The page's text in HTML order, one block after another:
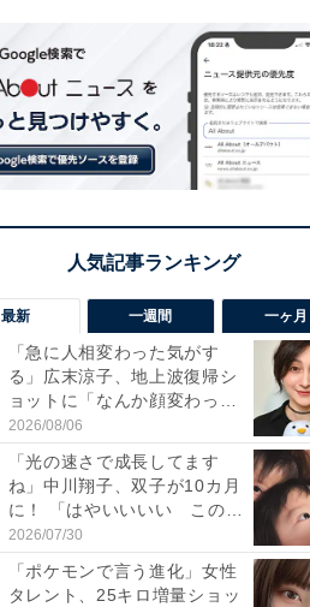
最新 一週間 一ヶ月
「急に人相変わった気がす
る」広末涼子、地上波復帰シ
ョットに「なんか顔変わっ
た」の...
2026/08/06
「光の速さで成長してます
ね」中川翔子、双子が10カ月
に！ 「はやいいいい この
前...
2026/07/30
「ポケモンで言う進化」女性
タレント、25キロ増量ショッ